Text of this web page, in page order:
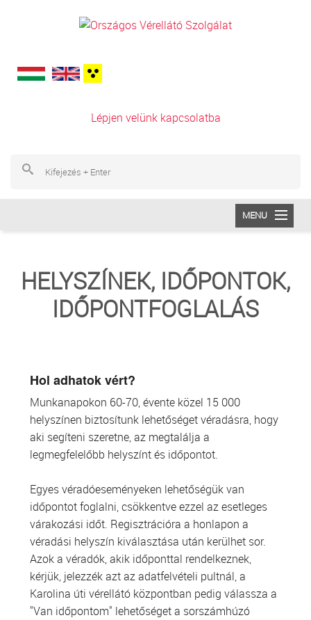
Lépjen velünk kapcsolatba
MENU
VÉRADÁS
ŐSSEJT DONÁCIÓ
VÁRÓLISTÁK
HELYSZÍNEK, IDŐPONTOK,
IDŐPONTFOGLALÁS
Hol adhatok vért?
Munkanapokon 60-70, évente közel 15 000
helyszínen biztosítunk lehetőséget véradásra, hogy
aki segíteni szeretne, az megtalálja a
legmegfelelőbb helyszínt és időpontot.
Egyes véradóeseményeken lehetőségük van
időpontot foglalni, csökkentve ezzel az esetleges
várakozási időt. Regisztrációra a honlapon a
véradási helyszín kiválasztása után kerülhet sor.
Azok a véradók, akik időponttal rendelkeznek,
kérjük, jelezzék azt az adatfelvételi pultnál, a
Karolina úti vérellátó központban pedig válassza a
"Van időpontom" lehetőséget a sorszámhúzó